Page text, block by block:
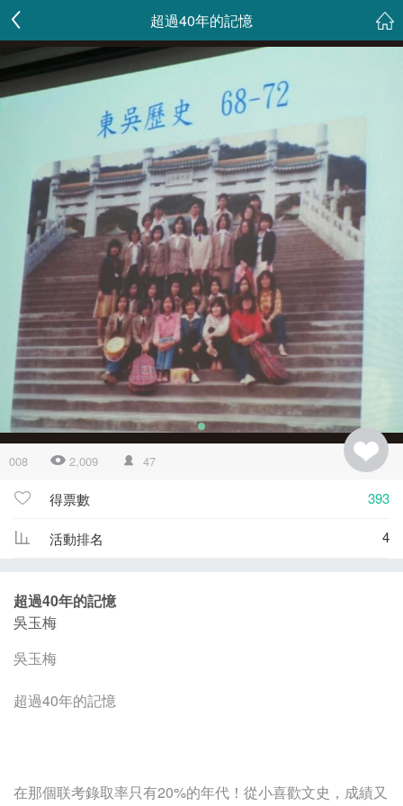
超過40年的記憶
008 2,009 47
得票數 393
活動排名 4
超過40年的記憶
吳玉梅
吳玉梅
超過40年的記憶
在那個联考錄取率只有20%的年代！從小喜歡文史，成績又